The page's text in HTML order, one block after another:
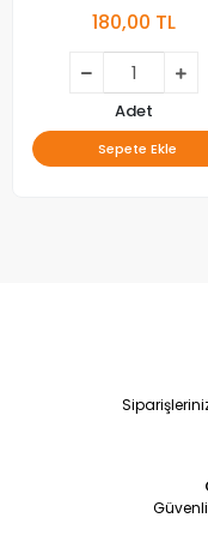
180,00 TL
Adet
Sepete Ekle